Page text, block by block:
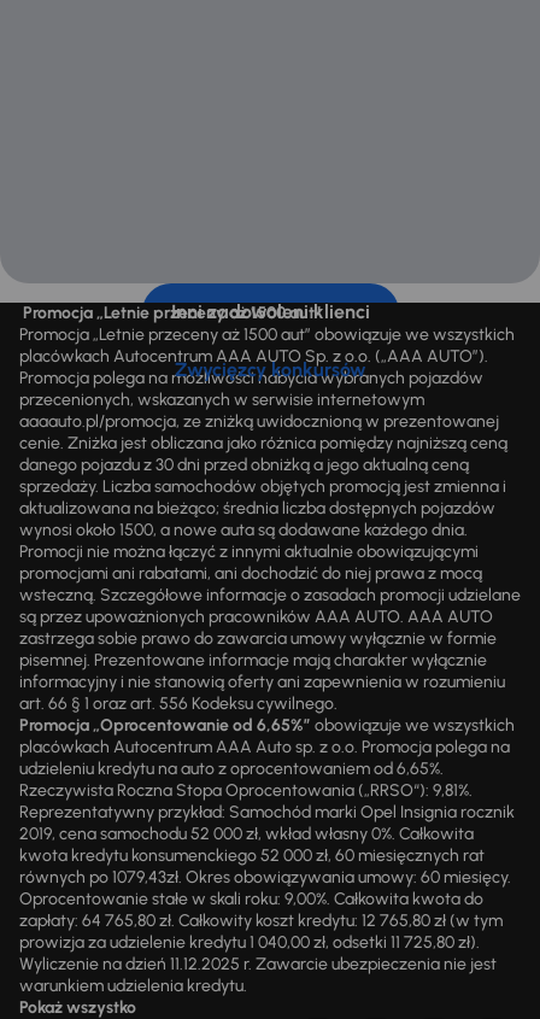
Inni zadowoleni klienci
Zwycięzcy konkursów
Promocja „Letnie przeceny aż 1500 aut”
Promocja „Letnie przeceny aż 1500 aut” obowiązuje we wszystkich
placówkach Autocentrum AAA AUTO Sp. z o.o. („AAA AUTO”).
Promocja polega na możliwości nabycia wybranych pojazdów
przecenionych, wskazanych w serwisie internetowym
aaaauto.pl/promocja, ze zniżką uwidocznioną w prezentowanej
cenie. Zniżka jest obliczana jako różnica pomiędzy najniższą ceną
danego pojazdu z 30 dni przed obniżką a jego aktualną ceną
sprzedaży. Liczba samochodów objętych promocją jest zmienna i
aktualizowana na bieżąco; średnia liczba dostępnych pojazdów
wynosi około 1500, a nowe auta są dodawane każdego dnia.
Promocji nie można łączyć z innymi aktualnie obowiązującymi
promocjami ani rabatami, ani dochodzić do niej prawa z mocą
wsteczną. Szczegółowe informacje o zasadach promocji udzielane
są przez upoważnionych pracowników AAA AUTO. AAA AUTO
zastrzega sobie prawo do zawarcia umowy wyłącznie w formie
pisemnej. Prezentowane informacje mają charakter wyłącznie
informacyjny i nie stanowią oferty ani zapewnienia w rozumieniu
art. 66 § 1 oraz art. 556 Kodeksu cywilnego.
Promocja „Oprocentowanie od 6,65%” obowiązuje we wszystkich
placówkach Autocentrum AAA Auto sp. z o.o. Promocja polega na
udzieleniu kredytu na auto z oprocentowaniem od 6,65%.
Rzeczywista Roczna Stopa Oprocentowania („RRSO“): 9,81%.
Reprezentatywny przykład: Samochód marki Opel Insignia rocznik
2019, cena samochodu 52 000 zł, wkład własny 0%. Całkowita
kwota kredytu konsumenckiego 52 000 zł, 60 miesięcznych rat
równych po 1079,43zł. Okres obowiązywania umowy: 60 miesięcy.
Oprocentowanie stałe w skali roku: 9,00%. Całkowita kwota do
zapłaty: 64 765,80 zł. Całkowity koszt kredytu: 12 765,80 zł (w tym
prowizja za udzielenie kredytu 1 040,00 zł, odsetki 11 725,80 zł).
Wyliczenie na dzień 11.12.2025 r. Zawarcie ubezpieczenia nie jest
warunkiem udzielenia kredytu.
Pokaż wszystko